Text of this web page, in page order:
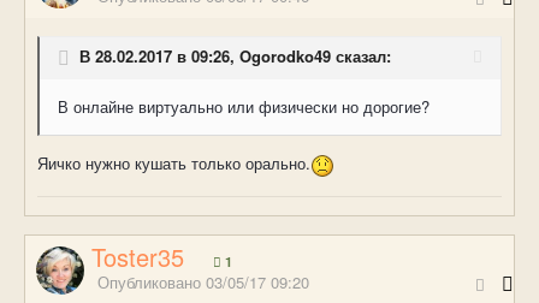
В 28.02.2017 в 09:26, Ogorodko49 сказал:
В онлайне виртуально или физически но дорогие?
Яичко нужно кушать только орально.
Toster35 1
Опубликовано 03/05/17 09:20